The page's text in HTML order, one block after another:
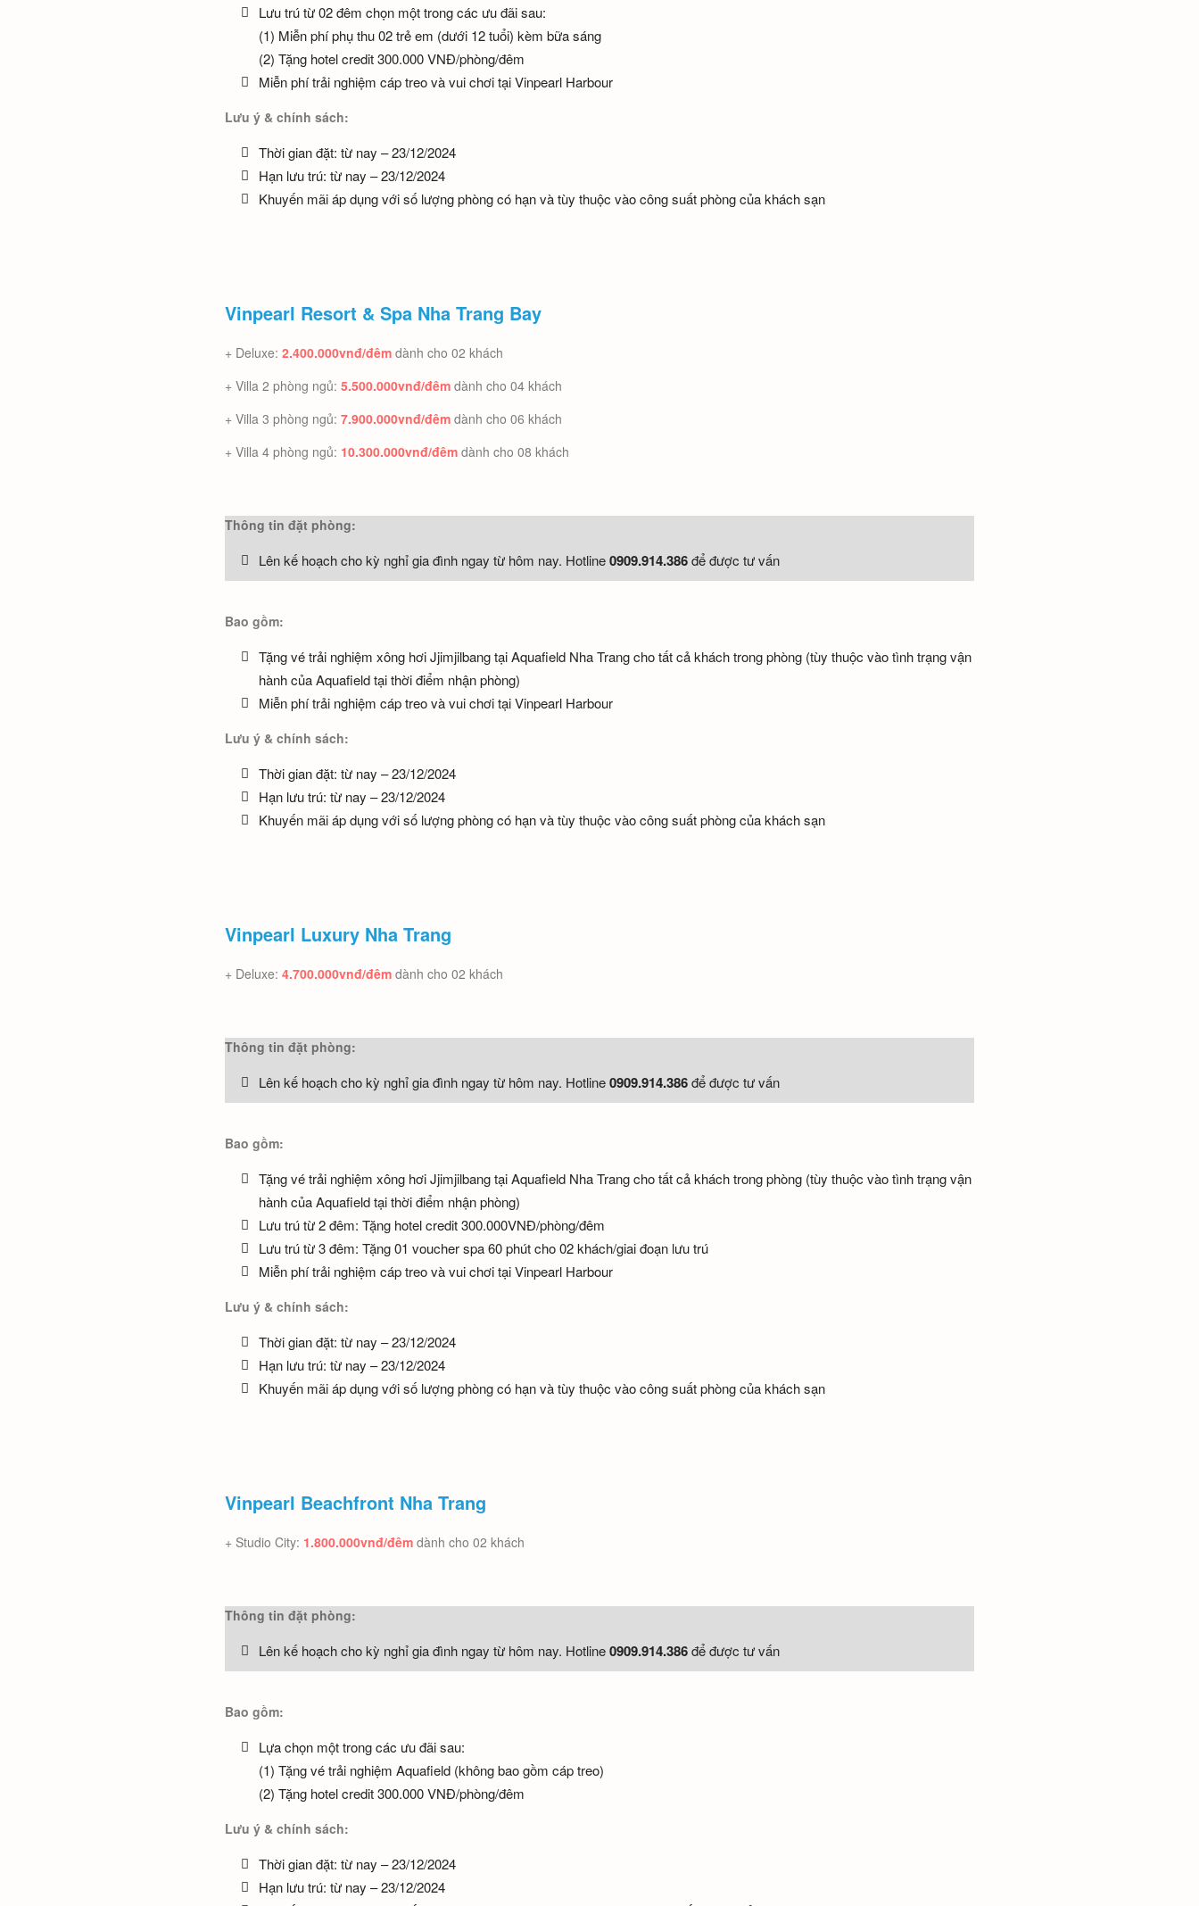
Lưu trú từ 02 đêm chọn một trong các ưu đãi sau:
(1) Miễn phí phụ thu 02 trẻ em (dưới 12 tuổi) kèm bữa sáng
(2) Tặng hotel credit 300.000 VNĐ/phòng/đêm
Miễn phí trải nghiệm cáp treo và vui chơi tại Vinpearl Harbour
Lưu ý & chính sách:
Thời gian đặt: từ nay – 23/12/2024
Hạn lưu trú: từ nay – 23/12/2024
Khuyến mãi áp dụng với số lượng phòng có hạn và tùy thuộc vào công suất phòng của khách sạn
Vinpearl Resort & Spa Nha Trang Bay
+ Deluxe: 2.400.000vnđ/đêm dành cho 02 khách
+ Villa 2 phòng ngủ: 5.500.000vnđ/đêm dành cho 04 khách
+ Villa 3 phòng ngủ: 7.900.000vnđ/đêm dành cho 06 khách
+ Villa 4 phòng ngủ: 10.300.000vnđ/đêm dành cho 08 khách
Thông tin đặt phòng:
Lên kế hoạch cho kỳ nghỉ gia đình ngay từ hôm nay. Hotline0909.914.386để được tư vấn
Bao gồm:
Tặng vé trải nghiệm xông hơi Jjimjilbang tại Aquafield Nha Trang cho tất cả khách trong phòng (tùy thuộc vào tình trạng vận
hành của Aquafield tại thời điểm nhận phòng)
Miễn phí trải nghiệm cáp treo và vui chơi tại Vinpearl Harbour
Lưu ý & chính sách:
Thời gian đặt: từ nay – 23/12/2024
Hạn lưu trú: từ nay – 23/12/2024
Khuyến mãi áp dụng với số lượng phòng có hạn và tùy thuộc vào công suất phòng của khách sạn
Vinpearl Luxury Nha Trang
+ Deluxe: 4.700.000vnđ/đêm dành cho 02 khách
Thông tin đặt phòng:
Lên kế hoạch cho kỳ nghỉ gia đình ngay từ hôm nay. Hotline0909.914.386để được tư vấn
Bao gồm:
Tặng vé trải nghiệm xông hơi Jjimjilbang tại Aquafield Nha Trang cho tất cả khách trong phòng (tùy thuộc vào tình trạng vận
hành của Aquafield tại thời điểm nhận phòng)
Lưu trú từ 2 đêm: Tặng hotel credit 300.000VNĐ/phòng/đêm
Lưu trú từ 3 đêm: Tặng 01 voucher spa 60 phút cho 02 khách/giai đoạn lưu trú
Miễn phí trải nghiệm cáp treo và vui chơi tại Vinpearl Harbour
Lưu ý & chính sách:
Thời gian đặt: từ nay – 23/12/2024
Hạn lưu trú: từ nay – 23/12/2024
Khuyến mãi áp dụng với số lượng phòng có hạn và tùy thuộc vào công suất phòng của khách sạn
Vinpearl Beachfront Nha Trang
+ Studio City: 1.800.000vnđ/đêm dành cho 02 khách
Thông tin đặt phòng:
Lên kế hoạch cho kỳ nghỉ gia đình ngay từ hôm nay. Hotline0909.914.386để được tư vấn
Bao gồm:
Lựa chọn một trong các ưu đãi sau:
(1) Tặng vé trải nghiệm Aquafield (không bao gồm cáp treo)
(2) Tặng hotel credit 300.000 VNĐ/phòng/đêm
Lưu ý & chính sách:
Thời gian đặt: từ nay – 23/12/2024
Hạn lưu trú: từ nay – 23/12/2024